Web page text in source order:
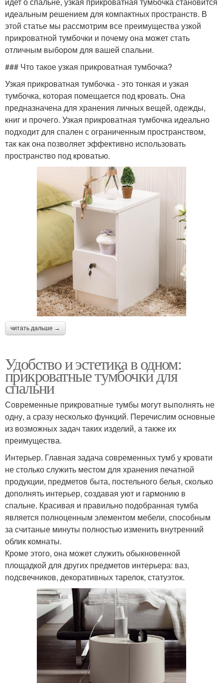
идеальным решением для компактных пространств. В
этой статье мы рассмотрим все преимущества узкой
прикроватной тумбочки и почему она может стать
отличным выбором для вашей спальни.
### Что такое узкая прикроватная тумбочка?
Узкая прикроватная тумбочка - это тонкая и узкая
тумбочка, которая помещается под кровать. Она
предназначена для хранения личных вещей, одежды,
книг и прочего. Узкая прикроватная тумбочка идеально
подходит для спален с ограниченным пространством,
так как она позволяет эффективно использовать
пространство под кроватью.
читать дальше →
Удобство и эстетика в одном:
прикроватные тумбочки для
спальни
Современные прикроватные тумбы могут выполнять не
одну, а сразу несколько функций. Перечислим основные
из возможных задач таких изделий, а также их
преимущества.
Интерьер. Главная задача современных тумб у кровати
не столько служить местом для хранения печатной
продукции, предметов быта, постельного белья, сколько
дополнять интерьер, создавая уют и гармонию в
спальне. Красивая и правильно подобранная тумба
является полноценным элементом мебели, способным
за считаные минуты полностью изменить внутренний
облик комнаты.
Кроме этого, она может служить обыкновенной
площадкой для других предметов интерьера: ваз,
подсвечников, декоративных тарелок, статуэток.